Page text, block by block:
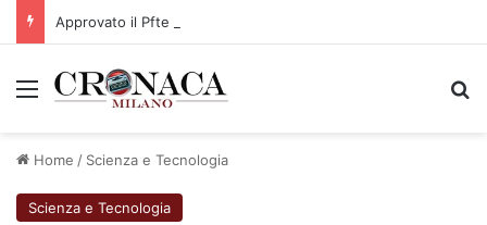
Menu
Home / Scienza e Tecnologia
Scienza e Tecnologia